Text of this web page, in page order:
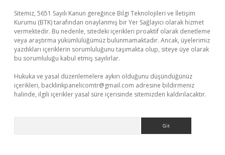
Sitemiz, 5651 Sayılı Kanun gereğince Bilgi Teknolojileri ve İletişim
Kurumu (BTK) tarafından onaylanmış bir Yer Sağlayıcı olarak hizmet
vermektedir. Bu nedenle, sitedeki içerikleri proaktif olarak denetleme
veya araştırma yükümlülüğümüz bulunmamaktadır. Ancak, üyelerimiz
yazdıkları içeriklerin sorumluluğunu taşımakta olup, siteye üye olarak
bu sorumluluğu kabul etmiş sayılırlar.
Hukuka ve yasal düzenlemelere aykırı olduğunu düşündüğünüz
içerikleri, backlinkpanelicomtr@gmail.com adresine bildirmeniz
halinde, ilgili içerikler yasal süre içerisinde sitemizden kaldırılacaktır.